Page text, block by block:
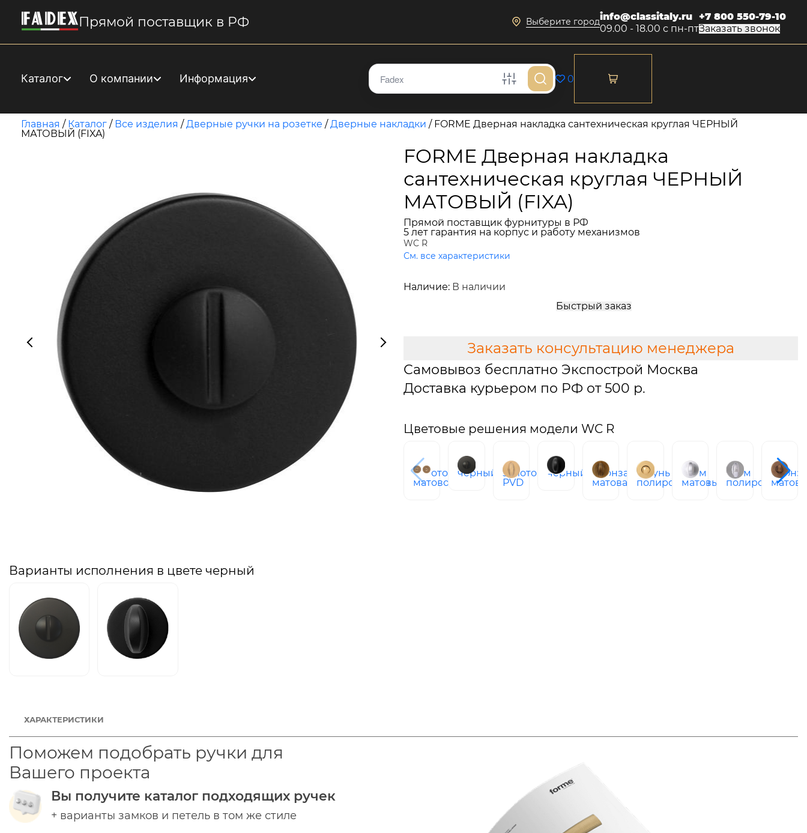
Прямой поставщик в РФ Выберите городinfo@classitaly.ru
09.00 - 18.00 с пн-пт
+7 800 550-79-10
Заказать звонок
Каталог О компании Информация 0
Главная / Каталог / Все изделия /Дверные ручки на розетке /Дверные накладки / FORME Дверная накладка сантехническая круглая ЧЕРНЫЙ
МАТОВЫЙ (FIXA)
FORME Дверная накладка
сантехническая круглая ЧЕРНЫЙ
МАТОВЫЙ (FIXA)
Прямой поставщик фурнитуры в РФ
5 лет гарантия на корпус и работу механизмов
WC R
См. все характеристики
Наличие: В наличии
Быстрый заказ
Заказать консультацию менеджера
Самовывоз бесплатно Экспострой Москва
Доставка курьером по РФ от 500 р.
Цветовые решения модели WC R
Золото
матовое
черный
золото
PVD
черный
бронза
матовая
латунь
полированная
хром
матовый
хром
полированный
бронза
Варианты исполнения в цвете черный
ХАРАКТЕРИСТИКИ
Поможем подобрать ручки для
Вашего проекта
Вы получите каталог подходящих ручек
+ варианты замков и петель в том же стиле